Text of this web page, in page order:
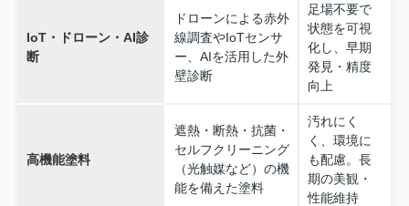
IoT・ドローン・AI診
断
ドローンによる赤外
線調査やIoTセンサ
ー、AIを活用した外
壁診断
足場不要で
状態を可視
化し、早期
発見・精度
向上
高機能塗料
遮熱・断熱・抗菌・
セルフクリーニング
（光触媒など）の機
能を備えた塗料
汚れにく
く、環境に
も配慮。長
期の美観・
性能維持